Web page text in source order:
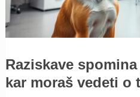
Raziskave
kar moraš vedeti o